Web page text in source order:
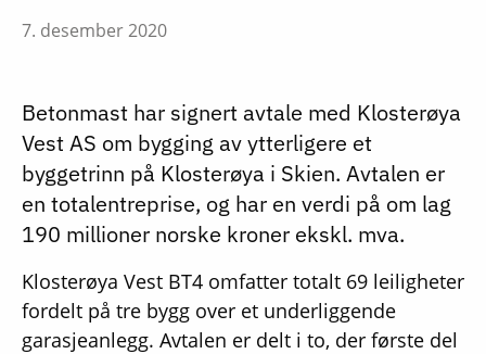
7. desember 2020
Betonmast har signert avtale med Klosterøya
Vest AS om bygging av ytterligere et
byggetrinn på Klosterøya i Skien. Avtalen er
en totalentreprise, og har en verdi på om lag
190 millioner norske kroner ekskl. mva.
Klosterøya Vest BT4 omfatter totalt 69 leiligheter
fordelt på tre bygg over et underliggende
garasjeanlegg. Avtalen er delt i to, der første del